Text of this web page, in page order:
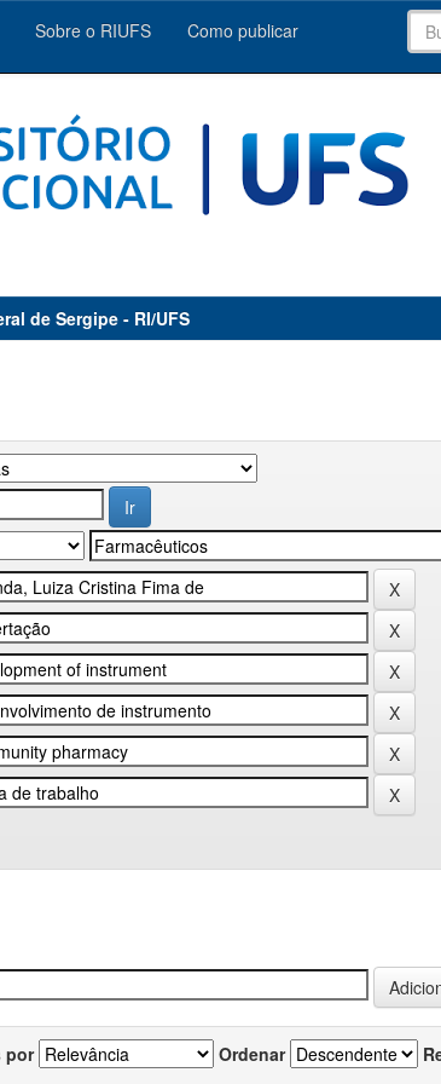
Sobre o RIUFS Como publicar
de Sergipe - RI/UFS
por Ordenar